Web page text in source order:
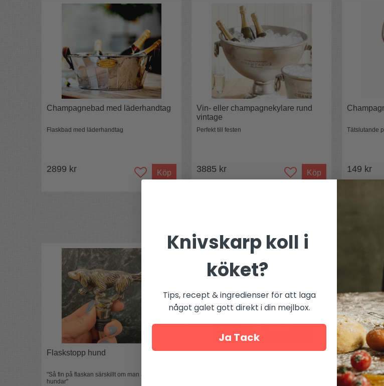
Rostfritt stål med pläterad yta & läder
21,5 cm
Tillverkningsland:
Indien
Champagnebad med läderhandtag
Flaskbad med läderhandtag
2899 kr Köp
Vin- eller champagnekylare rund
vintage
Perfekt till festen
3885 kr Köp
Tätslutande
149 kr
Culinary
Flaskstopp hund
"Så fin på flaskan särskillt om man älskar
hundar"
Champagnekylare bläckfisk silver Vinkylare
Kylare med
Knivskarp koll i
köket?
Tips, recept & ingredienser för att laga
något galet gott direkt i din mejlbox.
Ja Tack